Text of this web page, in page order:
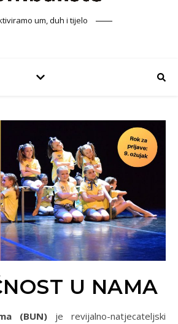
um, duh i tijelo
U NAMA
(BUN) je revijalno-natjecateljski